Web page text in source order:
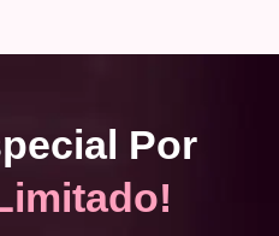
Por